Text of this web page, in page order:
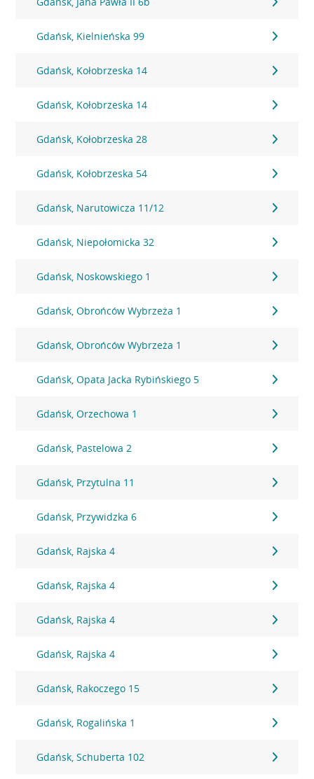
Gdańsk, Kielnieńska 99
Gdańsk, Kołobrzeska 14
Gdańsk, Kołobrzeska 14
Gdańsk, Kołobrzeska 28
Gdańsk, Kołobrzeska 54
Gdańsk, Narutowicza 11/12
Gdańsk, Niepołomicka 32
Gdańsk, Noskowskiego 1
Gdańsk, Obrońców Wybrzeża 1
Gdańsk, Obrońców Wybrzeża 1
Gdańsk, Opata Jacka Rybińskiego 5
Gdańsk, Orzechowa 1
Gdańsk, Pastelowa 2
Gdańsk, Przytulna 11
Gdańsk, Przywidzka 6
Gdańsk, Rajska 4
Gdańsk, Rajska 4
Gdańsk, Rajska 4
Gdańsk, Rajska 4
Gdańsk, Rakoczego 15
Gdańsk, Rogalińska 1
Gdańsk, Schuberta 102